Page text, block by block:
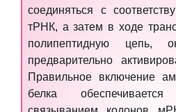
соединяться с
тРНК, а затем в ходе
полипептидную цепь,
предварительно
Правильное включение
белка обеспечивается